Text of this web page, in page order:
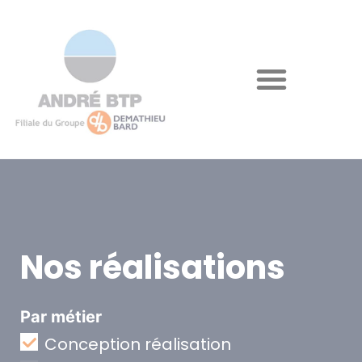
Nos réalisations
Par métier
Conception réalisation